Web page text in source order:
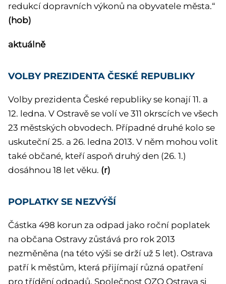
redukcí dopravních výkonů na obyvatele města.“
(hob)
aktuálně
VOLBY PREZIDENTA ČESKÉ REPUBLIKY
Volby prezidenta České republiky se konají 11. a
12. ledna. V Ostravě se volí ve 311 okrscích ve všech
23 městských obvodech. Případné druhé kolo se
uskuteční 25. a 26. ledna 2013. V něm mohou volit
také občané, kteří aspoň druhý den (26. 1.)
dosáhnou 18 let věku. (r)
POPLATKY SE NEZVÝŠÍ
Částka 498 korun za odpad jako roční poplatek
na občana Ostravy zůstává pro rok 2013
nezměněna (na této výši se drží už 5 let). Ostrava
patří k městům, která přijímají různá opatření
pro třídění odpadů. Společnost OZO Ostrava si